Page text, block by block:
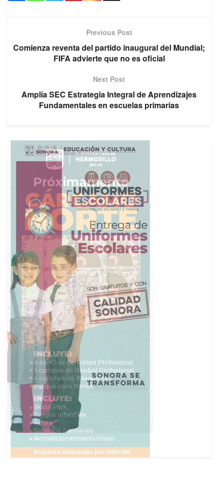
Previous Post
Comienza reventa del partido inaugural del Mundial;
FIFA advierte que no es oficial
Next Post
Amplía SEC Estrategia Integral de Aprendizajes
Fundamentales en escuelas primarias